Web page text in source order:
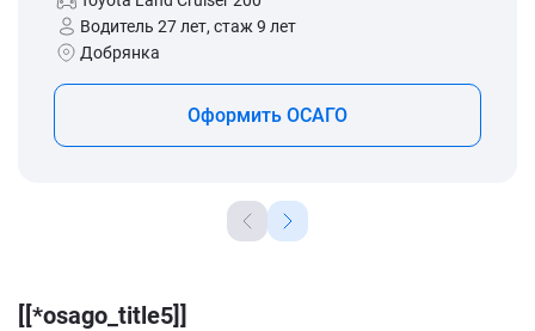
Водитель 27 лет, стаж 9 лет
Добрянка
Оформить ОСАГО
[[*osago_title5]]